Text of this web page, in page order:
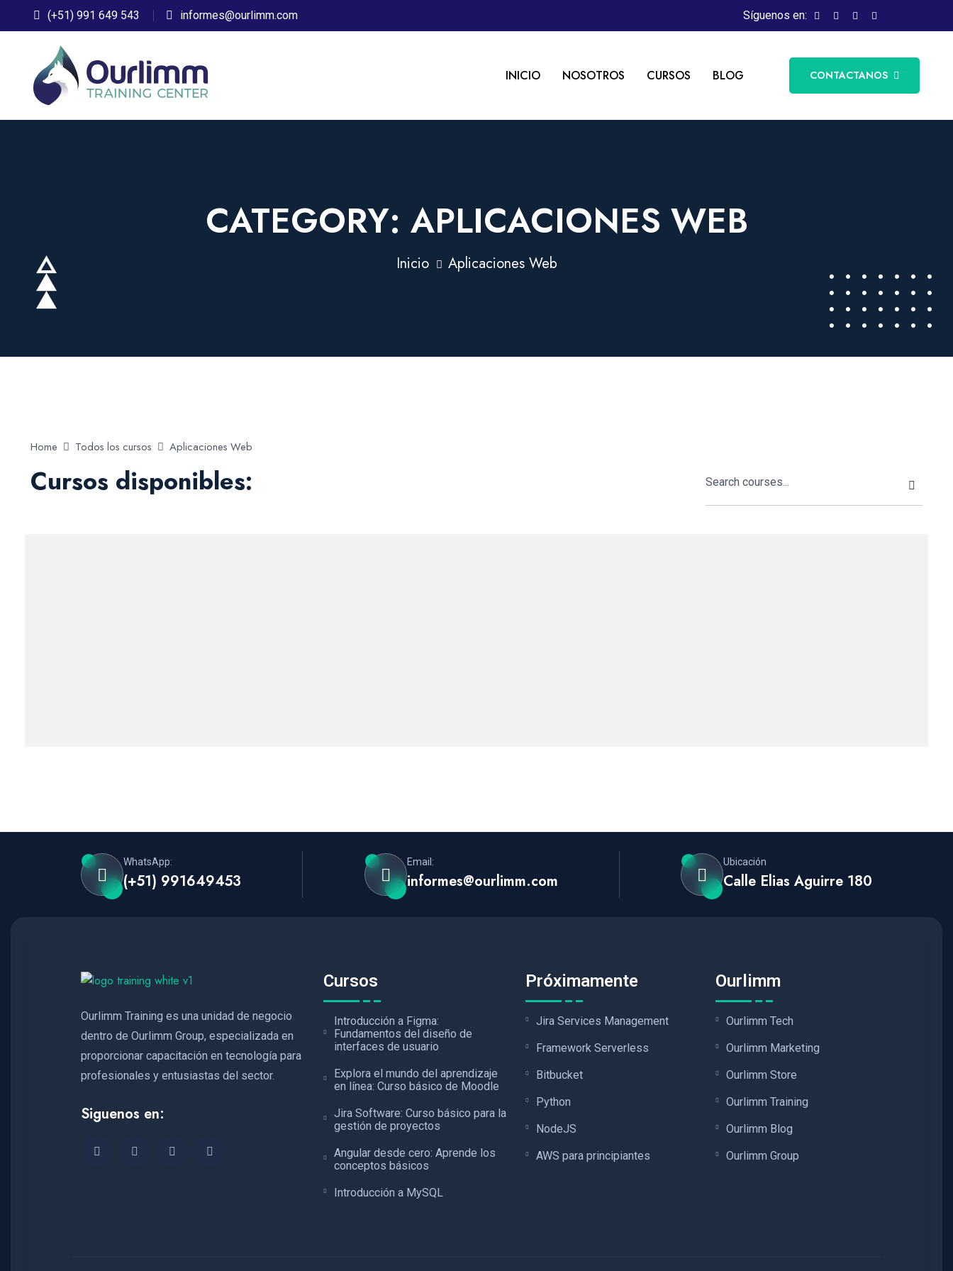
(+51) 991 649 543 informes@ourlimm.com Síguenos en:
INICIO NOSOTROS CURSOS BLOG CONTACTANOS
CATEGORY: APLICACIONES WEB
Inicio Aplicaciones Web
Home Todos los cursos Aplicaciones Web
Cursos disponibles:
WhatsApp:
(+51) 991649453
Email:
informes@ourlimm.com
Ubicación
Calle Elias Aguirre 180
Ourlimm Training es una unidad de negocio
dentro de Ourlimm Group, especializada en
proporcionar capacitación en tecnología para
profesionales y entusiastas del sector.
Siguenos en:
Cursos
Introducción a Figma:
Fundamentos del diseño de
interfaces de usuario
Explora el mundo del aprendizaje
en línea: Curso básico de Moodle
Jira Software: Curso básico para la
gestión de proyectos
Angular desde cero: Aprende los
conceptos básicos
Introducción a MySQL
Próximamente
Jira Services Management
Framework Serverless
Bitbucket
Python
NodeJS
AWS para principiantes
Ourlimm
Ourlimm Tech
Ourlimm Marketing
Ourlimm Store
Ourlimm Training
Ourlimm Blog
Ourlimm Group